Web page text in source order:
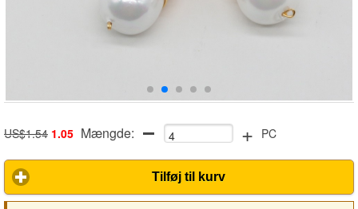
US$1.54 1.05 Mængde: + PC
Tilføj til kurv